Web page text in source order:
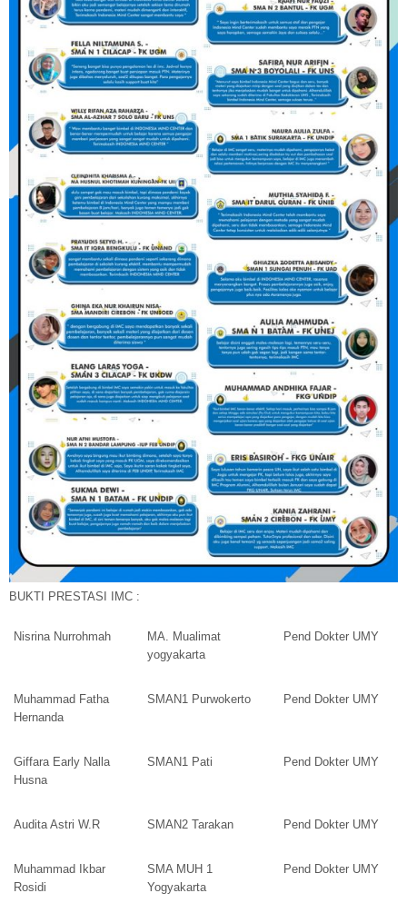
BUKTI PRESTASI IMC :
Nisrina Nurrohmah
MA. Mualimat
yogyakarta
Pend Dokter UMY
Muhammad Fatha
Hernanda
SMAN1 Purwokerto Pend Dokter UMY
Giffara Early Nalla
Husna
SMAN1 Pati Pend Dokter UMY
Audita Astri W.R SMAN2 Tarakan Pend Dokter UMY
Muhammad Ikbar
Rosidi
SMA MUH 1
Yogyakarta
Pend Dokter UMY